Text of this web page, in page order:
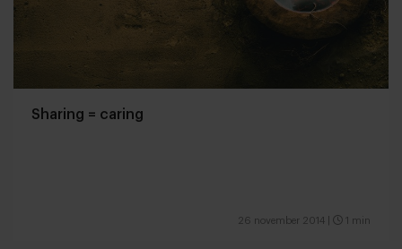
Sharing = caring
26 november 2014 1 min